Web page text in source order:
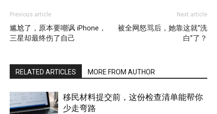
Previous article
尴尬了，原本要嘲讽 iPhone，
三星却最终伤了自己
Next article
被全网怒骂后，她靠这就“洗
白”了？
RELATED ARTICLES MORE FROM AUTHOR
移民材料提交前，这份检查清单能帮你
少走弯路